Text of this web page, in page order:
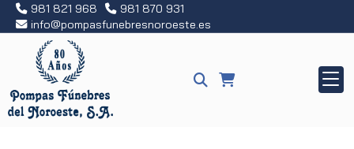
981 821 968
981 870 931
info
pompasfunebresnoroeste.es